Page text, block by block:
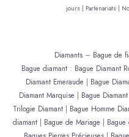
jours |
Partenariats |
Diamants– Bague de
Bague diamant : Bague Diamant
Diamant Emeraude | Bague
Diamant Marquise | Bague
Trilogie Diamant| Bague Homme
diamant | Bague de Mariage |